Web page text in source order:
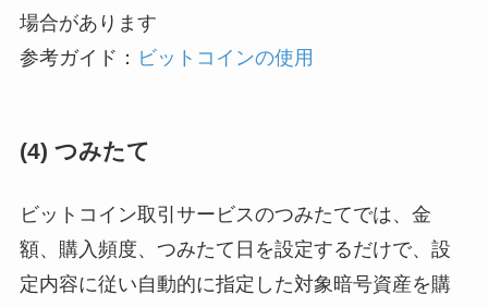
場合があります
参考ガイド： ビットコインの使用
(4) つみたて
ビットコイン取引サービスのつみたてでは、金
額、購入頻度、つみたて日を設定するだけで、設
定内容に従い自動的に指定した対象暗号資産を購